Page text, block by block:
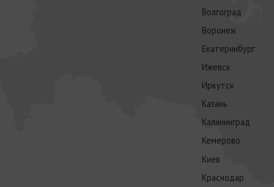
Волгоград
Воронеж
Екатеринбург
Ижевск
Иркутск
Казань
Калининград
Кемерово
Киев
Краснодар